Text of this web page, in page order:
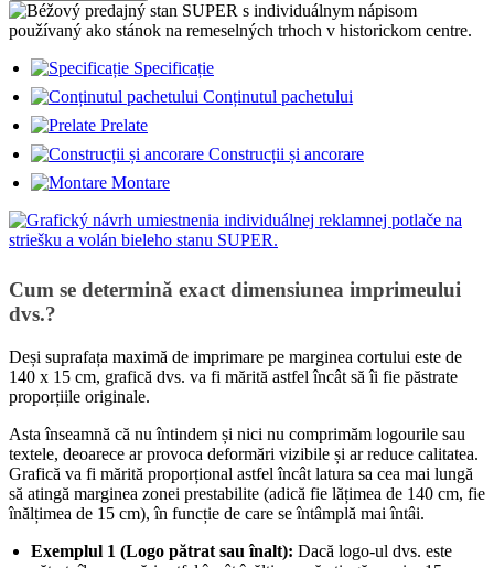
Specificație
Conținutul pachetului
Prelate
Construcții și ancorare
Montare
Cum se determină exact dimensiunea imprimeului
dvs.?
Deși suprafața maximă de imprimare pe marginea cortului este de
140 x 15 cm, grafică dvs. va fi mărită astfel încât să îi fie păstrate
proporțiile originale.
Asta înseamnă că nu întindem și nici nu comprimăm logourile sau
textele, deoarece ar provoca deformări vizibile și ar reduce calitatea.
Grafică va fi mărită proporțional astfel încât latura sa cea mai lungă
să atingă marginea zonei prestabilite (adică fie lățimea de 140 cm, fie
înălțimea de 15 cm), în funcție de care se întâmplă mai întâi.
Exemplul 1 (Logo pătrat sau înalt): Dacă logo-ul dvs. este